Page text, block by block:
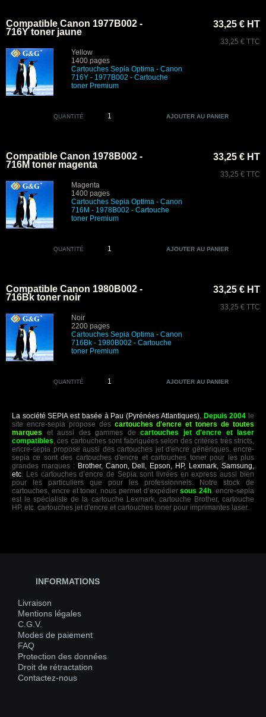
Compatible Canon 1977B002 -
716Y toner jaune
Yellow
1400 pages
Cartouches Sepia Optima - Canon
716Y - 1977B002 - Cartouche
toner Premium
33,25 € HT
33,25 € TTC
QUANTITÉ
Compatible Canon 1978B002 -
716M toner magenta
Magenta
1400 pages
Cartouches Sepia Optima - Canon
716M - 1978B002 - Cartouche
toner Premium
33,25 € HT
33,25 € TTC
QUANTITÉ
Compatible Canon 1980B002 -
716Bk toner noir
Noir
2200 pages
Cartouches Sepia Optima - Canon
716Bk - 1980B002 - Cartouche
toner Premium
33,25 € HT
33,25 € TTC
QUANTITÉ
La société SEPIA est basée à Pau (Pyrénées Atlantiques). Depuis 2004 le
site encre-sepia propose des cartouches d'encre et toners de toutes
marques et aussi des gammes de cartouches jet d'encre et laser
compatibles, ces cartouches sont fabriquées selon des critères très stricts,
encre-sepia propose aussi des cartouches jet d'encre génériques. encre-
sepia ce sont des cartouches d'encre et cartouches toner pour les plus
grandes marques : Brother, Canon, Dell, Epson, HP, Lexmark, Samsung,
etc. Les cartouches d’encre de Sepia sont livrées en express aussi bien
pour les particuliers que pour les professionnels. Notre stock de
cartouches, encre et toner, nous permet d’expédiersous 24h. encre-sepia
est le spécialiste de la cartouche Lexmark, cartouche Brother, cartouche
HP, etc. cartouches jet d'encre et cartouches toner pour imprimantes laser.
INFORMATIONS
Livraison
Mentions légales
C.G.V.
Modes de paiement
FAQ
Protection des données
Droit de rétractation
Contactez-nous